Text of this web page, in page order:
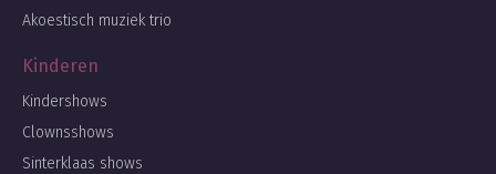
Akoestisch muziek trio
Kinderen
Kindershows
Clownsshows
Sinterklaas shows